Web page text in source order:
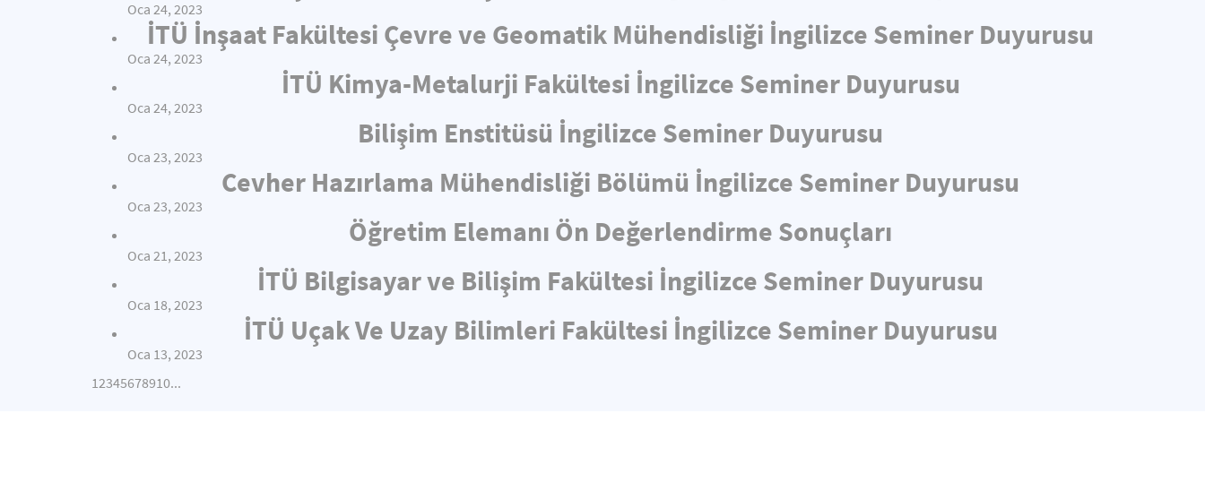
Oca 24, 2023
İTÜ İnşaat Fakültesi Çevre ve Geomatik Mühendisliği İngilizce Seminer Duyurusu
Oca 24, 2023
İTÜ Kimya-Metalurji Fakültesi İngilizce Seminer Duyurusu
Oca 24, 2023
Bilişim Enstitüsü İngilizce Seminer Duyurusu
Oca 23, 2023
Cevher Hazırlama Mühendisliği Bölümü İngilizce Seminer Duyurusu
Oca 23, 2023
Öğretim Elemanı Ön Değerlendirme Sonuçları
Oca 21, 2023
İTÜ Bilgisayar ve Bilişim Fakültesi İngilizce Seminer Duyurusu
Oca 18, 2023
İTÜ Uçak Ve Uzay Bilimleri Fakültesi İngilizce Seminer Duyurusu
Oca 13, 2023
12345678910...